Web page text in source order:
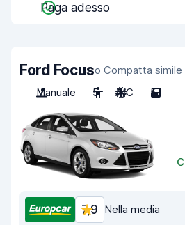
Paga adesso
Ford Focuso Compatta simile
Manuale
5 A/C 5
7,9 Nella media